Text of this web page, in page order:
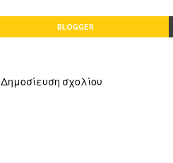
BLOGGER
Δημοσίευση σχολίου